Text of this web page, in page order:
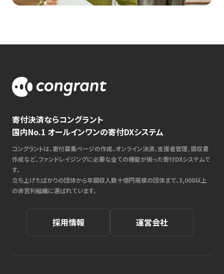
寄付決済ならコングラント
国内No.1 オールインワンの寄付DXシステム
コングラントは、寄付募集ページの作成、オンライン決済、支援者管理、領収書
作成など、ファンドレイジングに必要な全ての機能が揃った寄付DXシステムで
す。
立ち上げたばかりの団体から年間収入数十億円規模の団体まで、3,000以上
の非営利組織に選ばれています。
採用情報 運営会社